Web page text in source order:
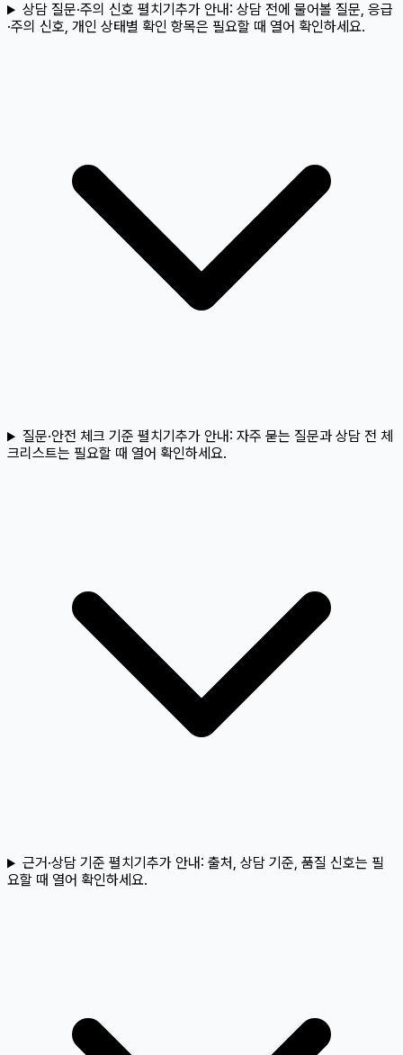
상담 질문·주의 신호 펼치기 추가 안내: 상담 전에 물어볼 질문, 응급
·주의 신호, 개인 상태별 확인 항목은 필요할 때 열어 확인하세요.
질문·안전 체크 기준 펼치기 추가 안내: 자주 묻는 질문과 상담 전 체
크리스트는 필요할 때 열어 확인하세요.
근거·상담 기준 펼치기 추가 안내: 출처, 상담 기준, 품질 신호는 필
요할 때 열어 확인하세요.